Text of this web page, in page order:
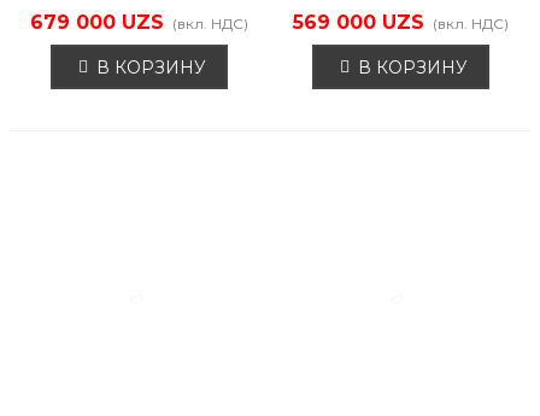
209423-4OT
679 000 UZS (вкл. НДС)
В КОРЗИНУ
209421-001
569 000 UZS (вкл. НДС)
В КОРЗИНУ